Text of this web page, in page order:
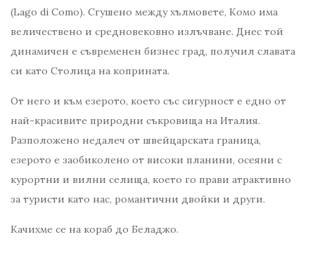
(Lago di Como). Сгушено между хълмовете, Комо има
величествено и средновековно излъчване. Днес той
динамичен е съвременен бизнес град, получил славата
си като Столица на коприната.
От него и към езерото, което със сигурност е едно от
най-красивите природни съкровища на Италия.
Разположено недалеч от швейцарската граница,
езерото е заобиколено от високи планини, осеяни с
курортни и вилни селища, което го прави атрактивно
за туристи като нас, романтични двойки и други.
Качихме се на кораб до Беладжо.